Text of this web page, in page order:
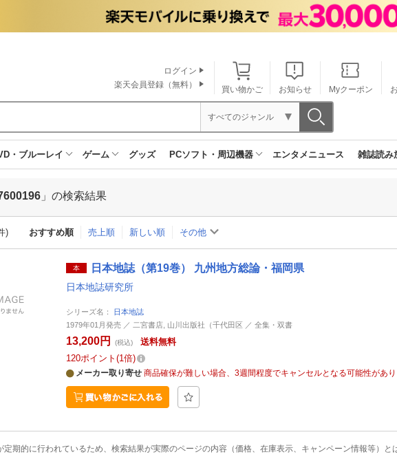
買い物かご お知らせ Myクーポン
ログイン
楽天会員登録（無料）
すべてのジャンル
・ブルーレイ ゲーム グッズ PCソフト・周辺機器 エンタメニュース 雑誌読み
」の検索結果
) おすすめ順 売上順 新しい順 その他
本 日本地誌（第19巻） 九州地方総論・福岡県
日本地誌研究所
シリーズ名： 日本地誌
1979年01月発売 ／ 二宮書店, 山川出版社（千代田区 ／ 全集・双書
13,200円 (税込)
送料無料
120ポイント 1倍
メーカー取り寄せ 商品確保が難しい場合、3週間程度でキャンセルとなる可能性があり
期的に行われているため、検索結果が実際のページの内容（価格、在庫表示、キャンペーン情報等）と